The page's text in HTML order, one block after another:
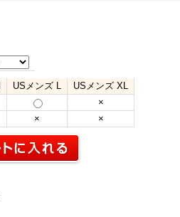
USメンズ L
USメンズ XL
×
× ×